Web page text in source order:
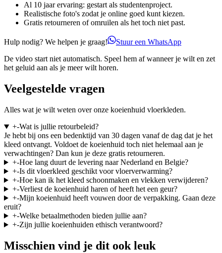
Al 10 jaar ervaring: gestart als studentenproject.
Realistische foto's zodat je online goed kunt kiezen.
Gratis retourneren of omruilen als het toch niet past.
Hulp nodig? We helpen je graag!
Stuur een WhatsApp
De video start niet automatisch. Speel hem af wanneer je wilt en zet
het geluid aan als je meer wilt horen.
Veelgestelde vragen
Alles wat je wilt weten over onze koeienhuid vloerkleden.
+-Wat is jullie retourbeleid?
Je hebt bij ons een bedenktijd van 30 dagen vanaf de dag dat je het
kleed ontvangt. Voldoet de koeienhuid toch niet helemaal aan je
verwachtingen? Dan kun je deze gratis retourneren.
+-Hoe lang duurt de levering naar Nederland en Belgie?
+-Is dit vloerkleed geschikt voor vloerverwarming?
+-Hoe kan ik het kleed schoonmaken en vlekken verwijderen?
+-Verliest de koeienhuid haren of heeft het een geur?
+-Mijn koeienhuid heeft vouwen door de verpakking. Gaan deze
eruit?
+-Welke betaalmethoden bieden jullie aan?
+-Zijn jullie koeienhuiden ethisch verantwoord?
Misschien vind je dit ook leuk